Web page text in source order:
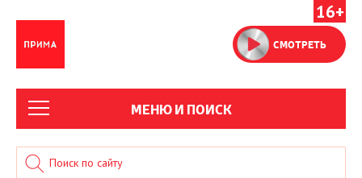
16+
СМОТРЕТЬ
МЕНЮ И ПОИСК